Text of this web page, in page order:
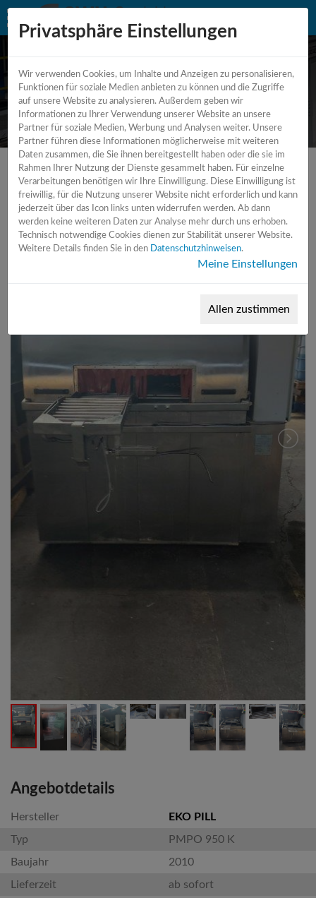
Karussellreinigungsmaschine -
Waschmaschine
Angebotdetails
Hersteller
EKO PILL
Typ
PMPO 950 K
Baujahr
2010
Lieferzeit
ab sofort
Privatsphäre Einstellungen
Wir verwenden Cookies, um Inhalte und Anzeigen zu personalisieren,
Funktionen für soziale Medien anbieten zu können und die Zugriffe
auf unsere Website zu analysieren. Außerdem geben wir
Informationen zu Ihrer Verwendung unserer Website an unsere
Partner für soziale Medien, Werbung und Analysen weiter. Unsere
Partner führen diese Informationen möglicherweise mit weiteren
Daten zusammen, die Sie ihnen bereitgestellt haben oder die sie im
Rahmen Ihrer Nutzung der Dienste gesammelt haben. Für einzelne
Verarbeitungen benötigen wir Ihre Einwilligung. Diese Einwilligung ist
freiwillig, für die Nutzung unserer Website nicht erforderlich und kann
jederzeit über das Icon links unten widerrufen werden. Ab dann
werden keine weiteren Daten zur Analyse mehr durch uns erhoben.
Technisch notwendige Cookies dienen zur Stabilität unserer Website.
Weitere Details finden Sie in den
Datenschutzhinweisen.
Meine Einstellungen
Allen zustimmen